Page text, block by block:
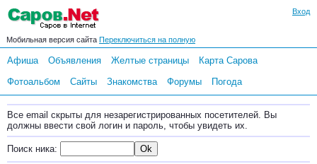
Вход
Мобильная версия сайта Переключиться на полную
Афиша Объявления Желтые страницы
Карта Сарова
Фотоальбом
Сайты Знакомства Форумы Погода
Все email скрыты для незарегистрированных посетителей. Вы
должны ввести свой логин и пароль, чтобы увидеть их.
Поиск ника: